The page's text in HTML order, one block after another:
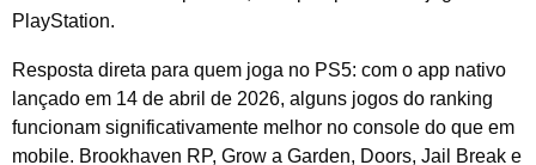
PlayStation.
Resposta direta para quem joga no PS5: com o app nativo
lançado em 14 de abril de 2026, alguns jogos do ranking
funcionam significativamente melhor no console do que em
mobile. Brookhaven RP, Grow a Garden, Doors, Jail Break e